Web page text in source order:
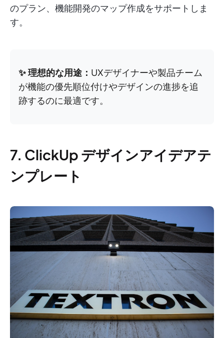
のプラン、機能開発のマップ作成をサポートしま
す。
✨ 理想的な用途： UXデザイナーや製品チーム
が機能の優先順位付けやデザインの進捗を追
跡するのに最適です。
7. ClickUp デザインアイデアテ
ンプレート